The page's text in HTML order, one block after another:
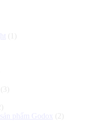
(1)
(3)
phẩm Godox (2)